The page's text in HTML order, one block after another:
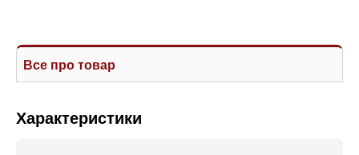
Все про товар
Характеристики